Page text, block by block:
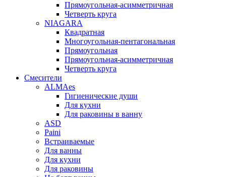
Прямоугольная-асимметричная
Четверть круга
NIAGARA
Квадратная
Многоугольная-пентагональная
Прямоугольная
Прямоугольная-асимметричная
Четверть круга
Смесители
ALMAes
Гигиенические души
Для кухни
Для раковины в ванну
ASD
Paini
Встраиваемые
Для ванны
Для кухни
Для раковины